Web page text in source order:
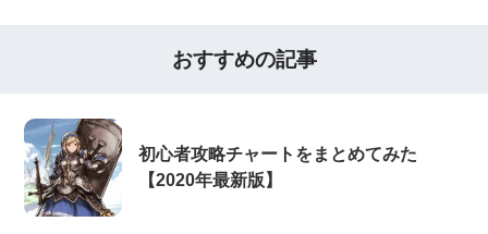
おすすめの記事
初心者攻略チャートをまとめてみた
【2020年最新版】